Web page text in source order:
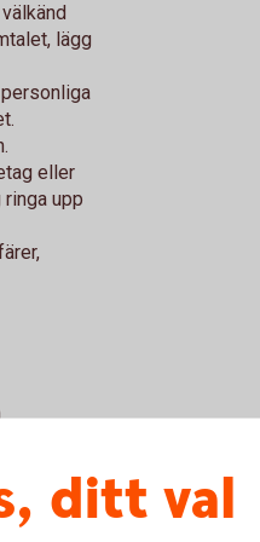
lägg
eller
upp
komma
igen.ditt val